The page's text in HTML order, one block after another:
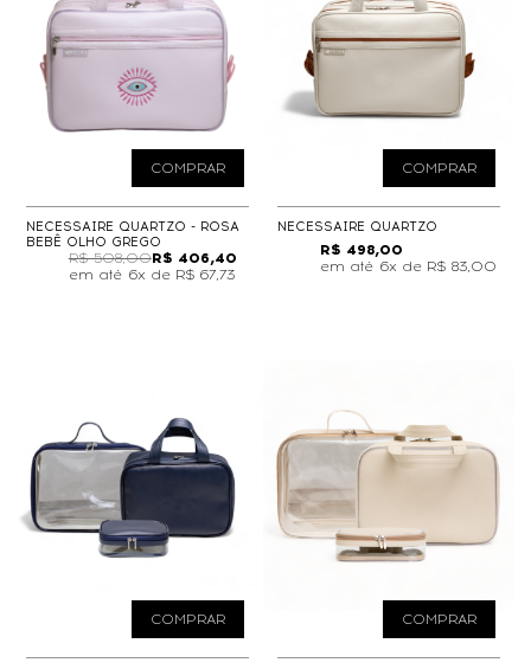
COMPRAR
NECESSAIRE QUARTZO - ROSA
BEBÊ OLHO GREGO
R$ 508,00R$ 406,40
6x de R$ 67,73
COMPRAR
NECESSAIRE QUARTZO
R$ 498,00
6x de R$ 83,00
COMPRAR COMPRAR